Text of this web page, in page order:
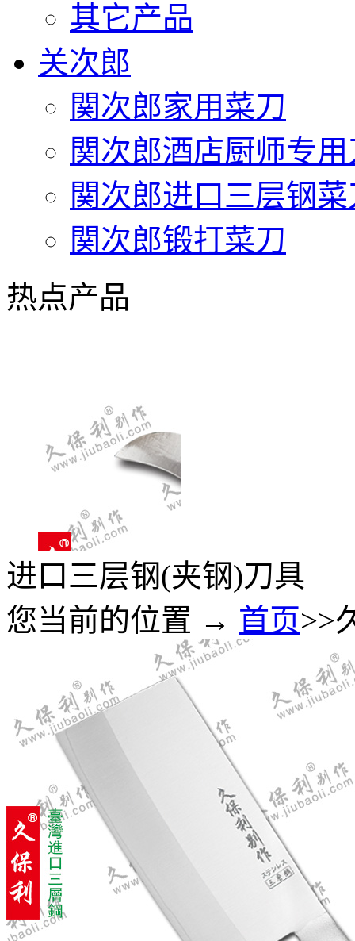
其它产品
关次郎
関次郎家用菜刀
関次郎酒店厨师专
関次郎进口三层钢
関次郎锻打菜刀
热点产品
7-20 ST小白菜刀(菠萝刀)
小
进口三层钢(夹钢)刀具
您当前的位置 → 首页>>